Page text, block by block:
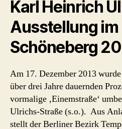
Karl Heinrich
Ausstellung im
Schöneberg
Am 17. Dezember 2013
über drei Jahre dauernden
vormalige ‚Einemstraße‘
Ulrichs-Straße (s.o.). Aus
stellt der Berliner Bezirk